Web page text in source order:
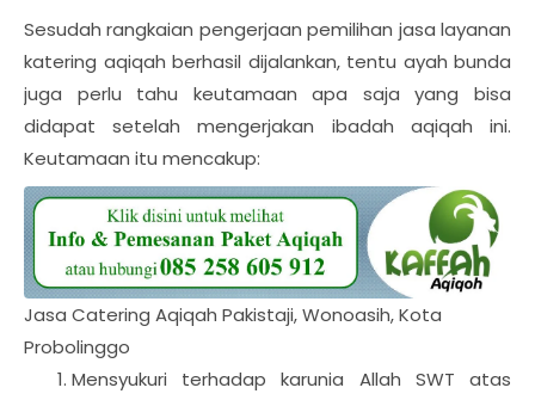
Sesudah rangkaian pengerjaan pemilihan jasa layanan
katering aqiqah berhasil dijalankan, tentu ayah bunda
juga perlu tahu keutamaan apa saja yang bisa
didapat setelah mengerjakan ibadah aqiqah ini.
Keutamaan itu mencakup:
Jasa Catering Aqiqah Pakistaji, Wonoasih, Kota
Probolinggo
Mensyukuri terhadap karunia Allah SWT atas